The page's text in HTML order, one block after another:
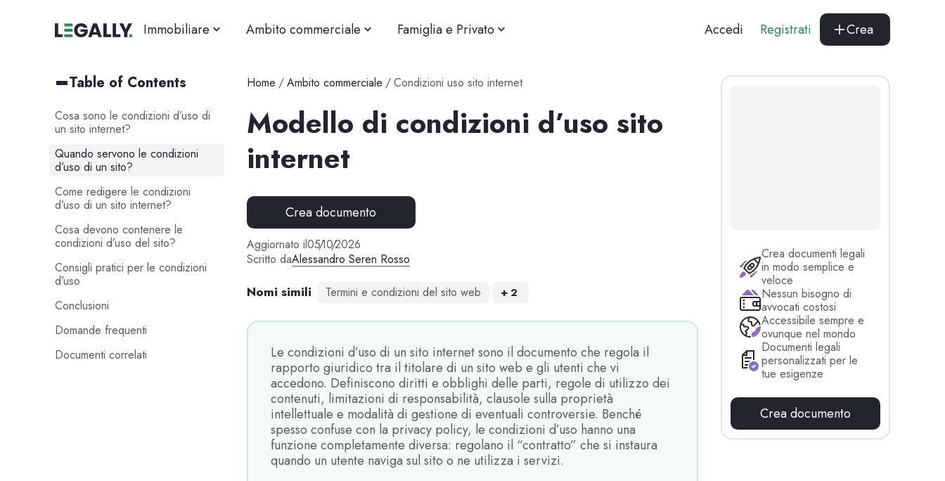
Immobiliare Ambito commerciale Famiglia e Privato Accedi Registrati Crea
Home /Ambito commerciale /Condizioni uso sito internet
Modello di condizioni d’uso sito
internet
Crea documento
Aggiornato il05/10/2026
Scritto daAlessandro Seren Rosso
Nomi simili Termini e condizioni del sito web +2
Crea documenti legali
in modo semplice e
veloce
Nessun bisogno di
avvocati costosi
Accessibile sempre e
ovunque nel mondo
Documenti legali
personalizzati per le
tue esigenze
Crea documento
Le condizioni d’uso di un sito internet sono il documento che regola il
rapporto giuridico tra il titolare di un sito web e gli utenti che vi
accedono. Definiscono diritti e obblighi delle parti, regole di utilizzo dei
contenuti, limitazioni di responsabilità, clausole sulla proprietà
intellettuale e modalità di gestione di eventuali controversie. Benché
spesso confuse con la privacy policy, le condizioni d’uso hanno una
funzione completamente diversa: regolano il “contratto” che si instaura
quando un utente naviga sul sito o ne utilizza i servizi.
Table of Contents
Cosa sono le condizioni d’uso di
un sito internet?
Quando servono le condizioni
d’uso di un sito?
Come redigere le condizioni
d’uso di un sito internet?
Cosa devono contenere le
condizioni d’uso del sito?
Consigli pratici per le condizioni
d’uso
Conclusioni
Domande frequenti
Documenti correlati